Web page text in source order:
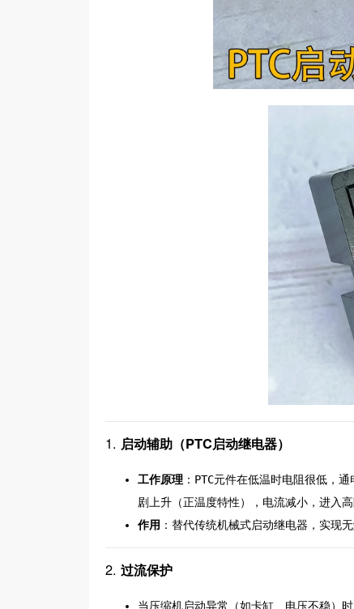
1. 启动辅助（PTC启动继电器）
工作原理：PTC元件在低温时电阻很低，
剧上升（正温度特性），电流减小，进入高
作用 ：替代传统机械式启动继电器，实现
2. 过流保护
当压缩机启动异常（如卡缸、电压不稳）